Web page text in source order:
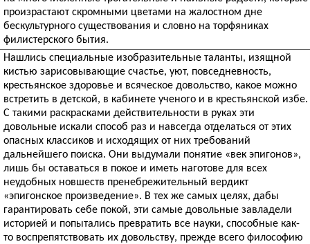
произрастают скромными цветами на жалостном дне
бескультурного существования и словно на торфяниках
филистерского бытия.
Нашлись специальные изобразительные таланты, изящной
кистью зарисовывающие счастье, уют, повседневность,
крестьянское здоровье и всяческое довольство, какое можно
встретить в детской, в кабинете ученого и в крестьянской избе.
С такими раскрасками действительности в руках эти
довольные искали способ раз и навсегда отделаться от этих
опасных классиков и исходящих от них требований
дальнейшего поиска. Они выдумали понятие «век эпигонов»,
лишь бы оставаться в покое и иметь наготове для всех
неудобных новшеств пренебрежительный вердикт
«эпигонское произведение». В тех же самых целях, дабы
гарантировать себе покой, эти самые довольные завладели
историей и попытались превратить все науки, способные как-
то воспрепятствовать их довольству, прежде всего философию